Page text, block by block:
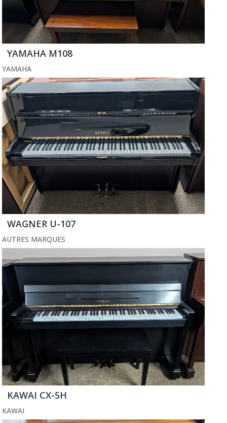
YAMAHA M108
YAMAHA
WAGNER U-107
AUTRES MARQUES
KAWAI CX-5H
KAWAI